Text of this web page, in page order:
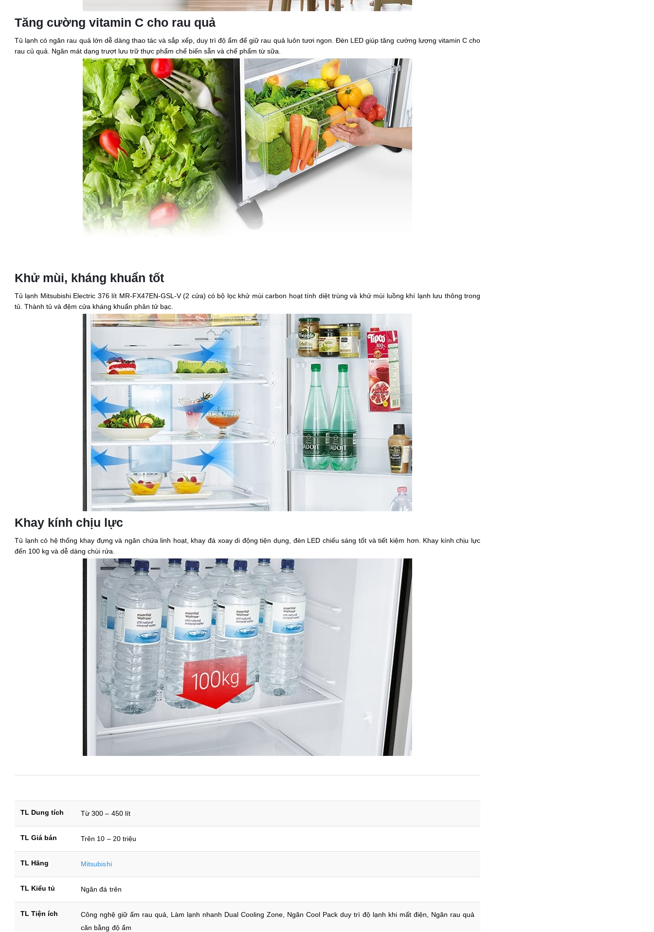
Tăng cường vitamin C cho rau quả
Tủ lạnh có ngăn rau quả lớn dễ dàng thao tác và sắp xếp, duy trì độ ẩm để giữ rau quả luôn tươi ngon. Đèn LED giúp tăng cường lượng vitamin C cho
rau củ quả. Ngăn mát dạng trượt lưu trữ thực phẩm chế biến sẵn và chế phẩm từ sữa.
Khử mùi, kháng khuẩn tốt
Tủ lạnh Mitsubishi Electric 376 lít MR-FX47EN-GSL-V (2 cửa) có bộ lọc khử mùi carbon hoạt tính diệt trùng và khử mùi luồng khí lạnh lưu thông trong
tủ. Thành tủ và đệm cửa kháng khuẩn phân tử bạc.
Khay kính chịu lực
Tủ lạnh có hệ thống khay đựng và ngăn chứa linh hoạt, khay đá xoay di động tiện dụng, đèn LED chiếu sáng tốt và tiết kiệm hơn. Khay kính chịu lực
đến 100 kg và dễ dàng chùi rửa.
TL Dung tích Từ 300 – 450 lít
TL Giá bán Trên 10 – 20 triệu
TL Hãng Mitsubishi
TL Kiểu tủ Ngăn đá trên
TL Tiện ích
Công nghệ giữ ẩm rau quả, Làm lạnh nhanh Dual Cooling Zone, Ngăn Cool Pack duy trì độ lạnh khi mất điện, Ngăn rau quả
căn bằng độ ẩm